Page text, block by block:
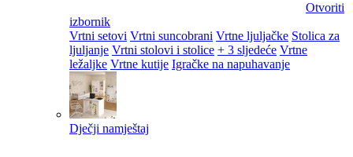
Otvoriti
izbornik
Vrtni setovi Vrtni suncobrani Vrtne ljuljačke Stolica za
ljuljanje Vrtni stolovi i stolice + 3 sljedeće Vrtne
ležaljke Vrtne kutije Igračke na napuhavanje
Dječji namještaj